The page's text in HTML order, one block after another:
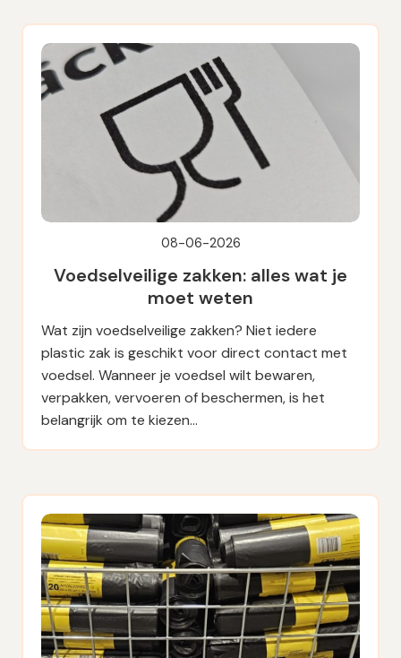
08-06-2026
Voedselveilige zakken: alles wat je
moet weten
Wat zijn voedselveilige zakken? Niet iedere
plastic zak is geschikt voor direct contact met
voedsel. Wanneer je voedsel wilt bewaren,
verpakken, vervoeren of beschermen, is het
belangrijk om te kiezen…